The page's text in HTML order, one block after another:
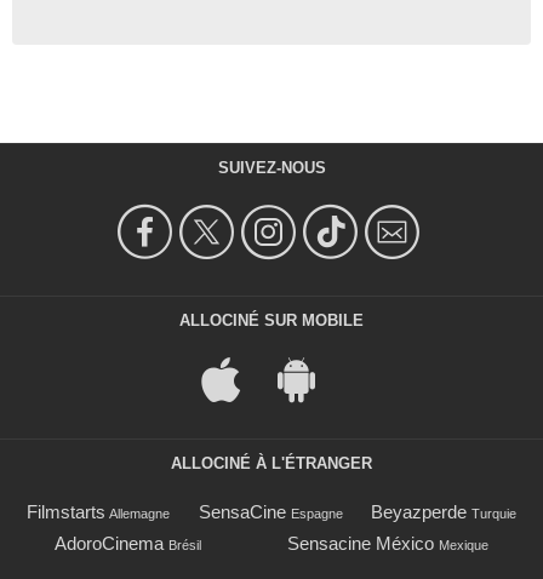
SUIVEZ-NOUS
ALLOCINÉ SUR MOBILE
ALLOCINÉ À L'ÉTRANGER
Filmstarts Allemagne SensaCine Espagne Beyazperde Turquie
AdoroCinema Brésil Sensacine México Mexique